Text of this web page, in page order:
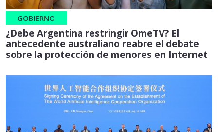
GOBIERNO
¿Debe Argentina restringir OmeTV? El
antecedente australiano reabre el debate
sobre la protección de menores en Internet